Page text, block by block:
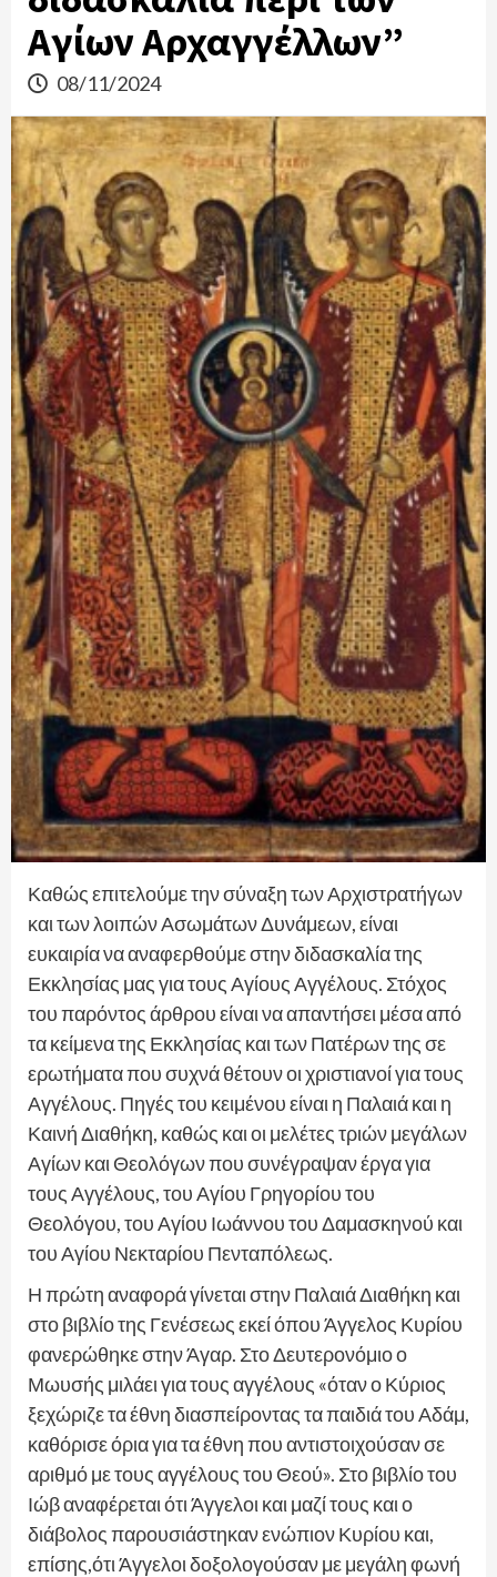
Αγίων Αρχαγγέλλων”
08/11/2024
Καθώς επιτελούμε την σύναξη των Αρχιστρατήγων
και των λοιπών Ασωμάτων Δυνάμεων, είναι
ευκαιρία να αναφερθούμε στην διδασκαλία της
Εκκλησίας μας για τους Αγίους Αγγέλους. Στόχος
του παρόντος άρθρου είναι να απαντήσει μέσα από
τα κείμενα της Εκκλησίας και των Πατέρων της σε
ερωτήματα που συχνά θέτουν οι χριστιανοί για τους
Αγγέλους. Πηγές του κειμένου είναι η Παλαιά και η
Καινή Διαθήκη, καθώς και οι μελέτες τριών μεγάλων
Αγίων και Θεολόγων που συνέγραψαν έργα για
τους Αγγέλους, του Αγίου Γρηγορίου του
Θεολόγου, του Αγίου Ιωάννου του Δαμασκηνού και
του Αγίου Νεκταρίου Πενταπόλεως.
Η πρώτη αναφορά γίνεται στην Παλαιά Διαθήκη και
στο βιβλίο της Γενέσεως εκεί όπου Άγγελος Κυρίου
φανερώθηκε στην Άγαρ. Στο Δευτερονόμιο ο
Μωυσής μιλάει για τους αγγέλους «όταν ο Κύριος
ξεχώριζε τα έθνη διασπείροντας τα παιδιά του Αδάμ,
καθόρισε όρια για τα έθνη που αντιστοιχούσαν σε
αριθμό με τους αγγέλους του Θεού». Στο βιβλίο του
Ιώβ αναφέρεται ότι Άγγελοι και μαζί τους και ο
διάβολος παρουσιάστηκαν ενώπιον Κυρίου και,
επίσης,ότι Άγγελοι δοξολογούσαν με μεγάλη φωνή